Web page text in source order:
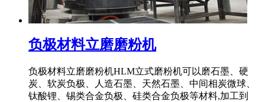
负极材料立磨磨粉机
负极材料立磨磨粉机HLM立式磨粉机可以磨石墨、硬
炭、软炭负极、人造石墨、天然石墨、中间相炭微球、
钛酸锂、锡类合金负极、硅类合金负极等材料,加工到